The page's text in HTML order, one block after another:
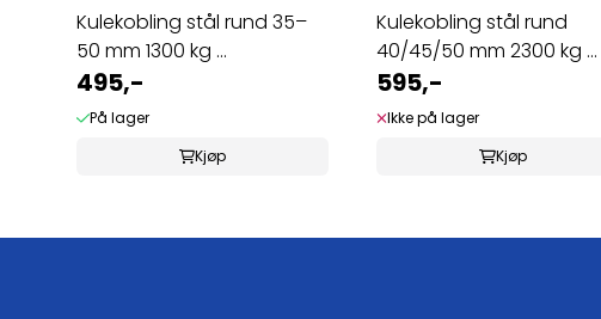
Kulekobling stål rund 35–
50 mm 1300 kg ...
495,-
På lager
Kjøp
Kulekobling stål rund
40/45/50 mm 2300 kg ...
595,-
Ikke på lager
Kjøp